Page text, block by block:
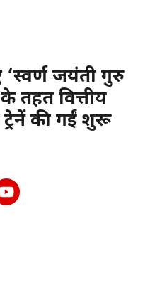
‘स्वर्ण जयंती गुरु
के तहत वित्तीय
की गईं शुरू